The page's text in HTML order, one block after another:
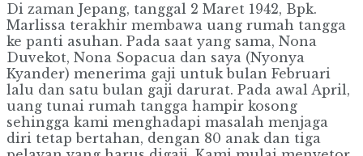
Di zaman Jepang, tanggal 2 Maret 1942, Bpk.
Marlissa terakhir membawa uang rumah tangga
ke panti asuhan. Pada saat yang sama, Nona
Duvekot, Nona Sopacua dan saya (Nyonya
Kyander) menerima gaji untuk bulan Februari
lalu dan satu bulan gaji darurat. Pada awal April,
uang tunai rumah tangga hampir kosong
sehingga kami menghadapi masalah menjaga
diri tetap bertahan, dengan 80 anak dan tiga